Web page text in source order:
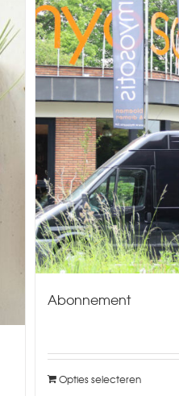
Abonnement
Opties selecteren